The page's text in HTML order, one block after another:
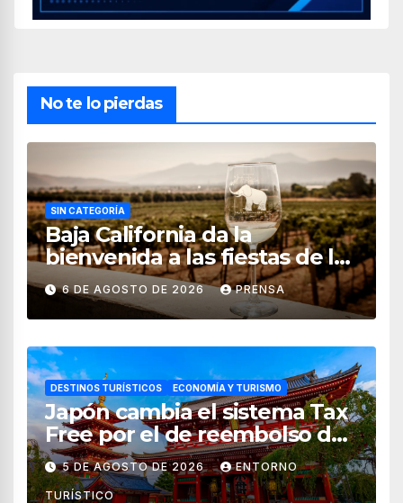
No te lo pierdas
SIN CATEGORÍA
Baja California da la
bienvenida a las fiestas de la
vendimia 2026
6 DE AGOSTO DE 2026 PRENSA
DESTINOS TURÍSTICOS ECONOMÍA Y TURISMO
Japón cambia el sistema Tax
Free por el de reembolso de
impuestos desde noviembre
de 2026
5 DE AGOSTO DE 2026 ENTORNO
TURÍSTICO